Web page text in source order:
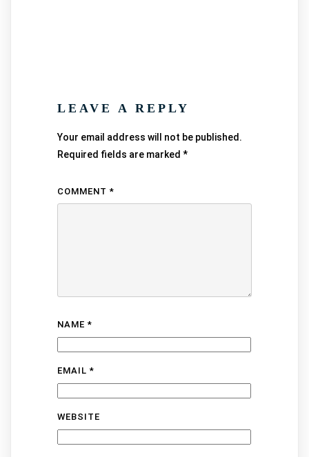
LEAVE A REPLY
Your email address will not be published.
Required fields are marked *
COMMENT *
NAME *
EMAIL *
WEBSITE